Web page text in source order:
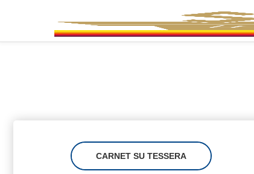
CARNET SU TESSERA